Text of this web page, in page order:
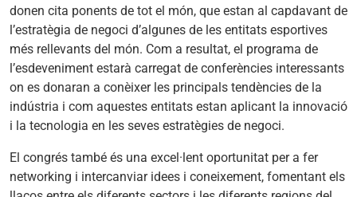
donen cita ponents de tot el món, que estan al capdavant de
l’estratègia de negoci d’algunes de les entitats esportives
més rellevants del món. Com a resultat, el programa de
l’esdeveniment estarà carregat de conferències interessants
on es donaran a conèixer les principals tendències de la
indústria i com aquestes entitats estan aplicant la innovació
i la tecnologia en les seves estratègies de negoci.
El congrés també és una excel·lent oportunitat per a fer
networking i intercanviar idees i coneixement, fomentant els